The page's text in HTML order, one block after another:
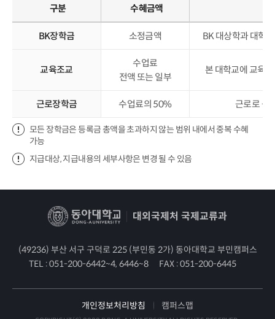
구분 수혜금액
BK장학금 소정금액 BK 대상학과 대학
교육조교
수업료
전액 또는 일부
본 대학교에 교육
근로장학금 수업료의 50% 근로로 근
모든 장학금은 등록금 총액을 초과하지 않는 범위 내에서 중복 수혜
가능
지급대상, 지급내용의 세부사항은 변경 될 수 있음
대외국제처 국제교류과
(49236) 부산 서구 구덕로 225 (부민동 2가) 동아대학교 부민캠퍼스
TEL :051-200-6442~4, 6446~8 FAX :051-200-6445
개인정보처리방침 캠퍼스맵